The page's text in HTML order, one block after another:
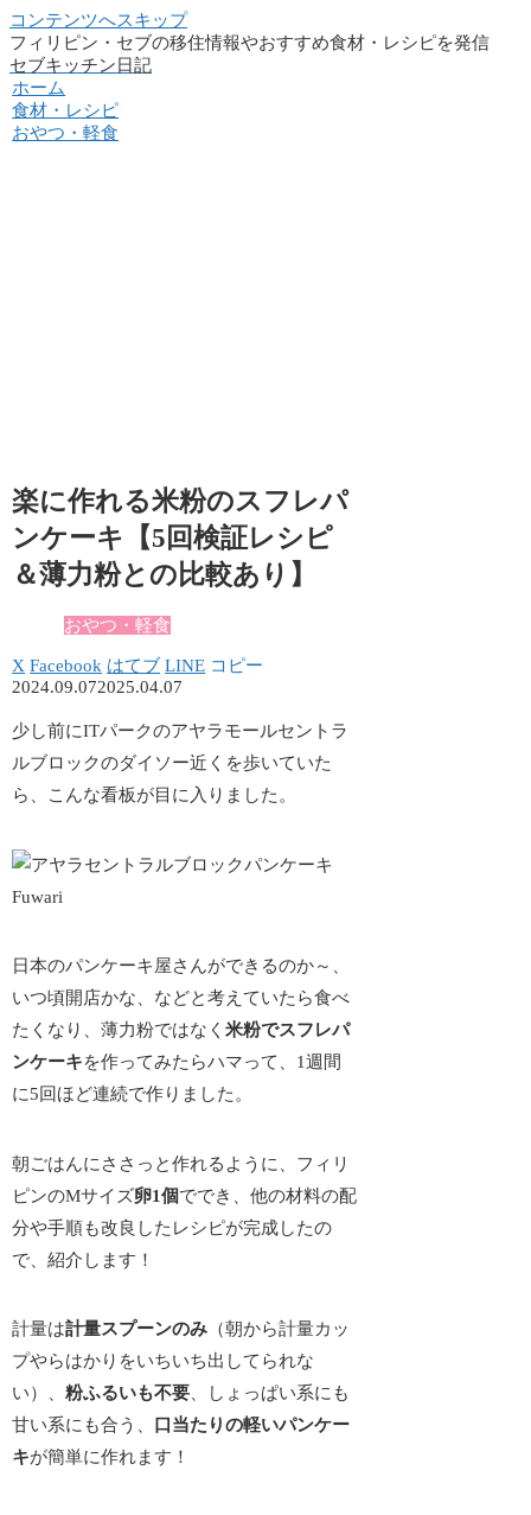
コンテンツへスキップ
フィリピン・セブの移住情報やおすすめ食材・レシピを発信
セブキッチン日記
ホーム
食材・レシピ
おやつ・軽食
楽に作れる米粉のスフレパ
ンケーキ【5回検証レシピ
＆薄力粉との比較あり】
おやつ・軽食
X Facebook はてブ LINE コピー
2024.09.072025.04.07
少し前にITパークのアヤラモールセントラ
ルブロックのダイソー近くを歩いていた
ら、こんな看板が目に入りました。
日本のパンケーキ屋さんができるのか～、
いつ頃開店かな、などと考えていたら食べ
たくなり、薄力粉ではなく米粉でスフレパ
ンケーキを作ってみたらハマって、1週間
に5回ほど連続で作りました。
朝ごはんにささっと作れるように、 フィリ
ピンのMサイズ卵1個ででき、他の材料の配
分や手順も改良したレシピが完成したの
で、紹介します！
計量は計量スプーンのみ （朝から計量カッ
プやらはかりをいちいち出してられな
い）、粉ふるいも不要、しょっぱい系にも
甘い系にも合う、
口当たりの軽いパンケー
キが簡単に作れます！